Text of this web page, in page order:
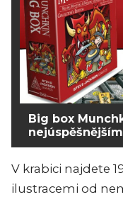
Big box
V krabici najdete
ilustracemi od